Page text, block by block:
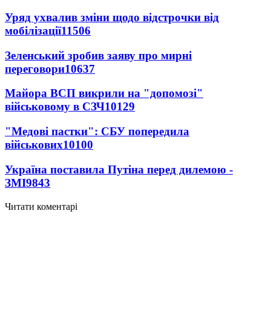
Уряд ухвалив зміни щодо відстрочки від
мобілізації11506
Зеленський зробив заяву про мирні
переговори10637
Майора ВСП викрили на "допомозі"
військовому в СЗЧ10129
"Медові пастки": СБУ попередила
військових10100
Україна поставила Путіна перед дилемою -
ЗМІ9843
Читати коментарі